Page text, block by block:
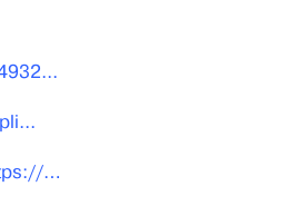
https://www.capline.su/